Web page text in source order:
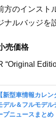
方のインスト
ナルバッジを
売価格
“Original